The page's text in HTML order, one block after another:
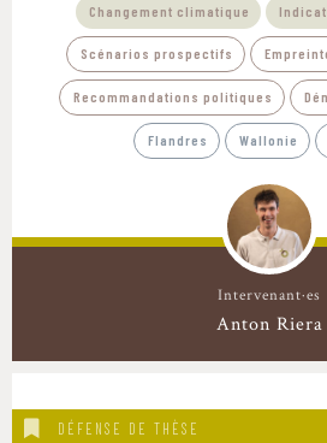
Changement climatique
Scénarios prospectifs
Recommandations politiques
Flandres Wallonie
Intervenant·es
Anton Riera
DÉFENSE DE THÈSE